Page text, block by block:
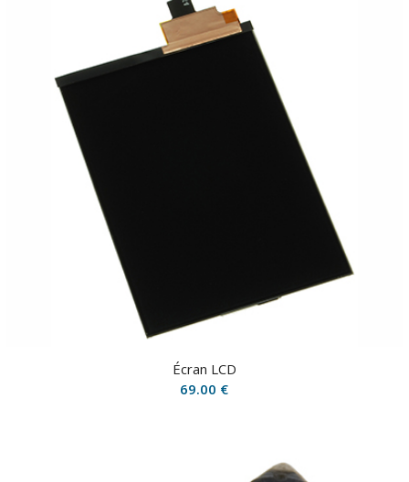
Écran LCD
69.00 €